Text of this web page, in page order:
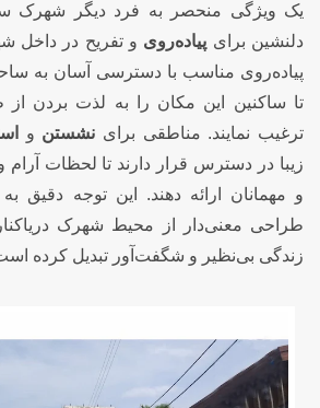
یک ویژگی منحصر به فرد دیگر شهرک
دلنشین برای پیاده‌روی و تفریح در
پیاده‌روی مناسب با دسترسی آسان به
تا ساکنین این مکان را به لذت بردن
ترغیب نمایند. مناطقی برای نشستن و
زیبا در دسترس قرار دارند تا لحظات آرام
و مهمانان ارائه دهند. این توجه دقیق
طراحی معنی‌دار از محیط شهرک
زندگی بی‌نظیر و شگفت‌آور تبدیل کرده